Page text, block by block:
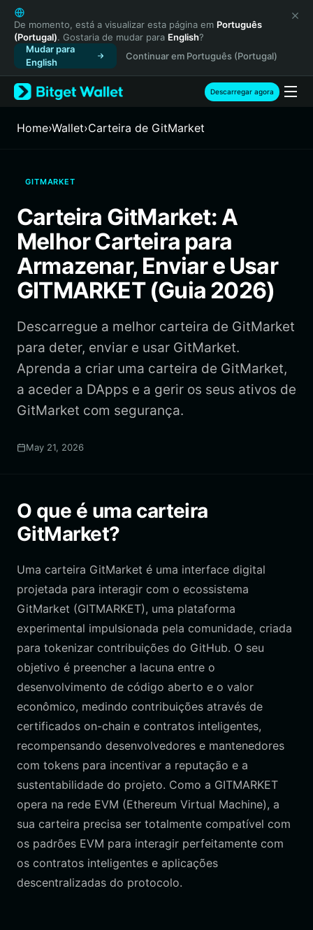
English
日本語
Tiếng Việt
Русский
Español (Latinoamérica)
Türkçe
Français
繁體中文
Bahasa Indonesia
ภาษาไทย
Español
Português (Brasil)
De momento, está a visualizar esta página em Português
(Portugal). Gostaria de mudar para English?
Mudar para
English
Continuar em Português (Portugal)
Descarregar agora
Home›Wallet›Carteira de GitMarket
GITMARKET
Carteira GitMarket: A
Melhor Carteira para
Armazenar, Enviar e Usar
GITMARKET (Guia 2026)
Descarregue a melhor carteira de GitMarket
para deter, enviar e usar GitMarket.
Aprenda a criar uma carteira de GitMarket,
a aceder a DApps e a gerir os seus ativos de
GitMarket com segurança.
May 21, 2026
O que é uma carteira
GitMarket?
Uma carteira GitMarket é uma interface digital
projetada para interagir com o ecossistema
GitMarket (GITMARKET), uma plataforma
experimental impulsionada pela comunidade, criada
para tokenizar contribuições do GitHub. O seu
objetivo é preencher a lacuna entre o
desenvolvimento de código aberto e o valor
econômico, medindo contribuições através de
certificados on-chain e contratos inteligentes,
recompensando desenvolvedores e mantenedores
com tokens para incentivar a reputação e a
sustentabilidade do projeto. Como a GITMARKET
opera na rede EVM (Ethereum Virtual Machine), a
sua carteira precisa ser totalmente compatível com
os padrões EVM para interagir perfeitamente com
os contratos inteligentes e aplicações
descentralizadas do protocolo.